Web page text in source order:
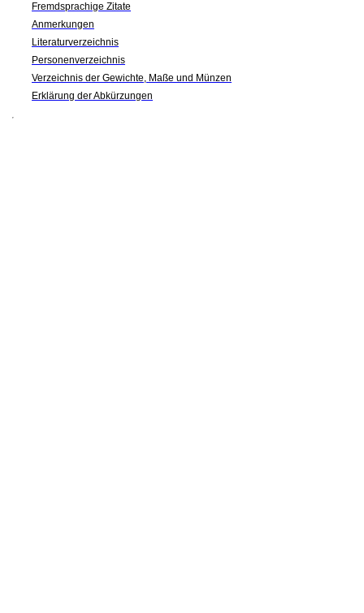
Fremdsprachige Zitate
Anmerkungen
Literaturverzeichnis
Personenverzeichnis
Verzeichnis der Gewichte, Maße und Münzen
Erklärung der Abkürzungen